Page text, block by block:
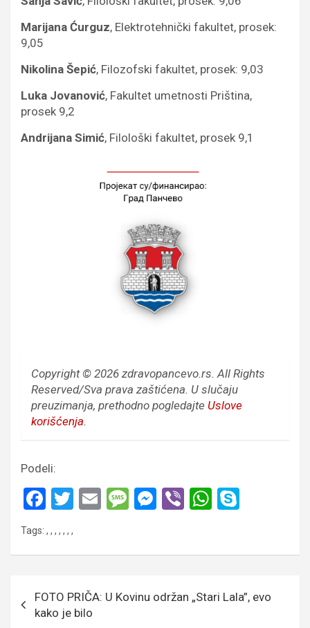
Marijana Ćurguz, Elektrotehnički fakultet, prosek:
9,05
Nikolina Šepić, Filozofski fakultet, prosek: 9,03
Luka Jovanović, Fakultet umetnosti Priština,
prosek 9,2
Andrijana Simić, Filološki fakultet, prosek 9,1
Copyright © 2026 zdravopancevo.rs. All Rights
Reserved/Sva prava zaštićena. U slučaju
preuzimanja, prethodno pogledajte Uslove
korišćenja.
Podeli:
F
ce
o
o
T
E
M
g
e
M
g
er
Vi W
A
p
Tags: , , , , , , ,
чланка
FOTO PRIČA: U Kovinu održan „Stari Lala”, evo
kako je bilo